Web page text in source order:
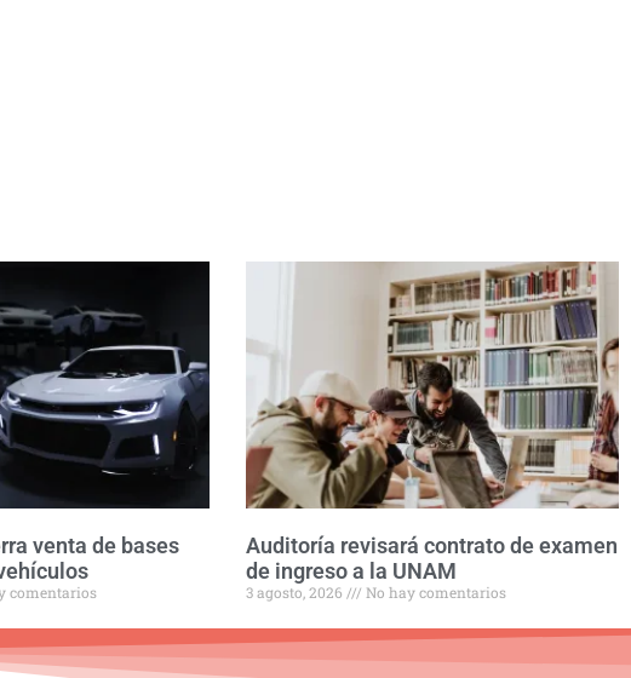
venta de bases
comentarios
Auditoría revisará contrato de examen
de ingreso a la UNAM
3 agosto, 2026 No hay comentarios